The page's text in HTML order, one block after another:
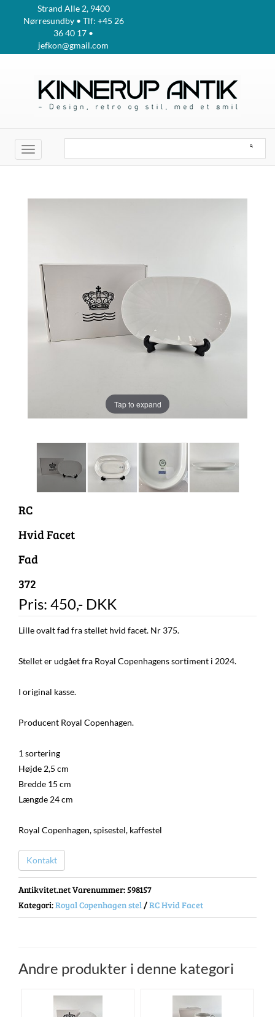
Strand Alle 2, 9400
Nørresundby • Tlf: +45 26
36 40 17 •
jefkon@gmail.com
Toggle
navigation
Tap to expand
RC
Hvid Facet
Fad
372
Pris: 450,- DKK
Lille ovalt fad fra stellet hvid facet. Nr 375.
Stellet er udgået fra Royal Copenhagens sortiment i 2024.
I original kasse.
Producent Royal Copenhagen.
1 sortering
Højde 2,5 cm
Bredde 15 cm
Længde 24 cm
Royal Copenhagen, spisestel, kaffestel
Kontakt
Antikvitet.net Varenummer: 598157
Kategori:Royal Copenhagen stel /RC Hvid Facet
Andre produkter i denne kategori